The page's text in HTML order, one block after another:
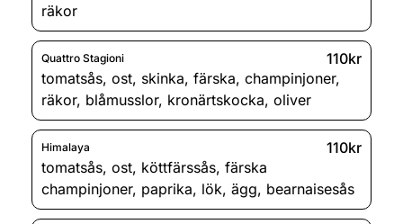
räkor
Quattro Stagioni
110kr
tomatsås, ost, skinka, färska, champinjoner,
räkor, blåmusslor, kronärtskocka, oliver
Himalaya
110kr
tomatsås, ost, köttfärssås, färska
champinjoner, paprika, lök, ägg, bearnaisesås